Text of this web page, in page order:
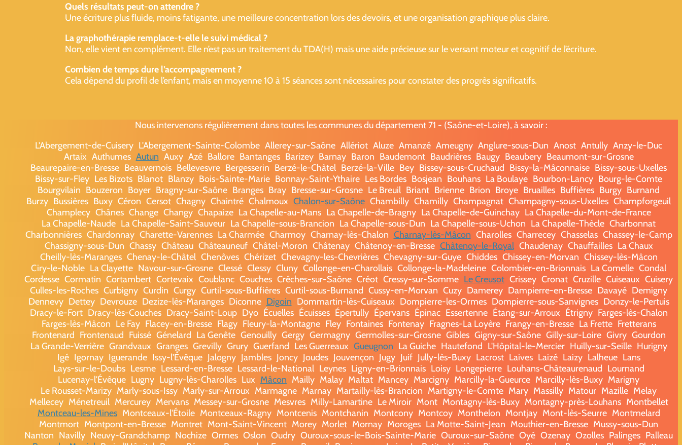
Quels résultats peut-on attendre ?
Une écriture plus fluide, moins fatigante, une meilleure concentration lors des devoirs, et une organisation graphique plus claire.
La graphothérapie remplace-t-elle le suivi médical ?
Non, elle vient en complément. Elle n’est pas un traitement du TDA(H) mais une aide précieuse sur le versant moteur et cognitif de l’écriture.
Combien de temps dure l’accompagnement ?
Cela dépend du profil de l’enfant, mais en moyenne 10 à 15 séances sont nécessaires pour constater des progrès significatifs.
Nous intervenons régulièrement dans toutes les communes du département 71 - (Saône-et-Loire), à savoir :
L'Abergement-de-Cuisery L'Abergement-Sainte-Colombe Allerey-sur-Saône Allériot Aluze Amanzé Ameugny Anglure-sous-Dun Anost Antully Anzy-le-Duc
Artaix Authumes Autun Auxy Azé Ballore Bantanges Barizey Barnay Baron Baudemont Baudrières Baugy Beaubery Beaumont-sur-Grosne
Beaurepaire-en-Bresse Beauvernois Bellevesvre Bergesserin Berzé-le-Châtel Berzé-la-Ville Bey Bissey-sous-Cruchaud Bissy-la-Mâconnaise Bissy-sous-Uxelles
Bissy-sur-Fley Les Bizots Blanot Blanzy Bois-Sainte-Marie Bonnay-Saint-Ythaire Les Bordes Bosjean Bouhans La Boulaye Bourbon-Lancy Bourg-le-Comte
Bourgvilain Bouzeron Boyer Bragny-sur-Saône Branges Bray Bresse-sur-Grosne Le Breuil Briant Brienne Brion Broye Bruailles Buffières Burgy Burnand
Burzy Bussières Buxy Céron Cersot Chagny Chaintré Chalmoux Chalon-sur-Saône Chambilly Chamilly Champagnat Champagny-sous-Uxelles Champforgeuil
Champlecy Chânes Change Changy Chapaize La Chapelle-au-Mans La Chapelle-de-Bragny La Chapelle-de-Guinchay La Chapelle-du-Mont-de-France
La Chapelle-Naude La Chapelle-Saint-Sauveur La Chapelle-sous-Brancion La Chapelle-sous-Dun La Chapelle-sous-Uchon La Chapelle-Thècle Charbonnat
Charbonnières Chardonnay Charette-Varennes La Charmée Charmoy Charnay-lès-Chalon Charnay-lès-Mâcon Charolles Charrecey Chasselas Chassey-le-Camp
Chassigny-sous-Dun Chassy Château Châteauneuf Châtel-Moron Châtenay Châtenoy-en-Bresse Châtenoy-le-Royal Chaudenay Chauffailles La Chaux
Cheilly-lès-Maranges Chenay-le-Châtel Chenôves Chérizet Chevagny-les-Chevrières Chevagny-sur-Guye Chiddes Chissey-en-Morvan Chissey-lès-Mâcon
Ciry-le-Noble La Clayette Navour-sur-Grosne Clessé Clessy Cluny Collonge-en-Charollais Collonge-la-Madeleine Colombier-en-Brionnais La Comelle Condal
Cordesse Cormatin Cortambert Cortevaix Coublanc Couches Crêches-sur-Saône Créot Cressy-sur-Somme Le Creusot Crissey Cronat Cruzille Cuiseaux Cuisery
Culles-les-Roches Curbigny Curdin Curgy Curtil-sous-Buffières Curtil-sous-Burnand Cussy-en-Morvan Cuzy Damerey Dampierre-en-Bresse Davayé Demigny
Dennevy Dettey Devrouze Dezize-lès-Maranges Diconne Digoin Dommartin-lès-Cuiseaux Dompierre-les-Ormes Dompierre-sous-Sanvignes Donzy-le-Pertuis
Dracy-le-Fort Dracy-lès-Couches Dracy-Saint-Loup Dyo Écuelles Écuisses Épertully Épervans Épinac Essertenne Étang-sur-Arroux Étrigny Farges-lès-Chalon
Farges-lès-Mâcon Le Fay Flacey-en-Bresse Flagy Fleury-la-Montagne Fley Fontaines Fontenay Fragnes-La Loyère Frangy-en-Bresse La Frette Fretterans
Frontenard Frontenaud Fuissé Génelard La Genête Genouilly Gergy Germagny Germolles-sur-Grosne Gibles Gigny-sur-Saône Gilly-sur-Loire Givry Gourdon
La Grande-Verrière Grandvaux Granges Grevilly Grury Guerfand Les Guerreaux Gueugnon La Guiche Hautefond L'Hôpital-le-Mercier Huilly-sur-Seille Hurigny
Igé Igornay Iguerande Issy-l'Évêque Jalogny Jambles Joncy Joudes Jouvençon Jugy Juif Jully-lès-Buxy Lacrost Laives Laizé Laizy Lalheue Lans
Lays-sur-le-Doubs Lesme Lessard-en-Bresse Lessard-le-National Leynes Ligny-en-Brionnais Loisy Longepierre Louhans-Châteaurenaud Lournand
Lucenay-l'Évêque Lugny Lugny-lès-Charolles Lux Mâcon Mailly Malay Maltat Mancey Marcigny Marcilly-la-Gueurce Marcilly-lès-Buxy Marigny
Le Rousset-Marizy Marly-sous-Issy Marly-sur-Arroux Marmagne Marnay Martailly-lès-Brancion Martigny-le-Comte Mary Massilly Matour Mazille Melay
Mellecey Ménetreuil Mercurey Mervans Messey-sur-Grosne Mesvres Milly-Lamartine Le Miroir Mont Montagny-lès-Buxy Montagny-près-Louhans Montbellet
Montceau-les-Mines Montceaux-l'Étoile Montceaux-Ragny Montcenis Montchanin Montcony Montcoy Monthelon Montjay Mont-lès-Seurre Montmelard
Montmort Montpont-en-Bresse Montret Mont-Saint-Vincent Morey Morlet Mornay Moroges La Motte-Saint-Jean Mouthier-en-Bresse Mussy-sous-Dun
Nanton Navilly Neuvy-Grandchamp Nochize Ormes Oslon Oudry Ouroux-sous-le-Bois-Sainte-Marie Ouroux-sur-Saône Oyé Ozenay Ozolles Palinges Palleau